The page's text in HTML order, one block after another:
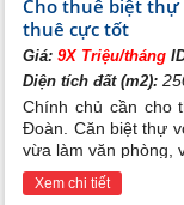
Biệt thự
Cho thuê biệt thự
thuê cực tốt
Giá:9X Triệu/tháng
Diện tích đất (m2):
Chính chủ cần cho
Đoàn. Căn biệt thự
vừa làm văn phòng,
Xem chi tiết